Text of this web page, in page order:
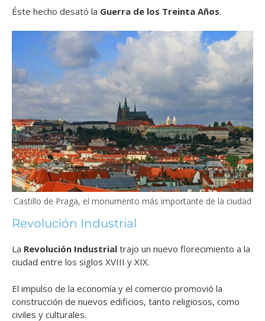
Éste hecho desató la Guerra de los Treinta Años.
Castillo de Praga, el monumento más importante de la ciudad
Revolución Industrial
La Revolución Industrial trajo un nuevo florecimiento a la
ciudad entre los siglos XVIII y XIX.
El impulso de la economía y el comercio promovió la
construcción de nuevos edificios, tanto religiosos, como
civiles y culturales.